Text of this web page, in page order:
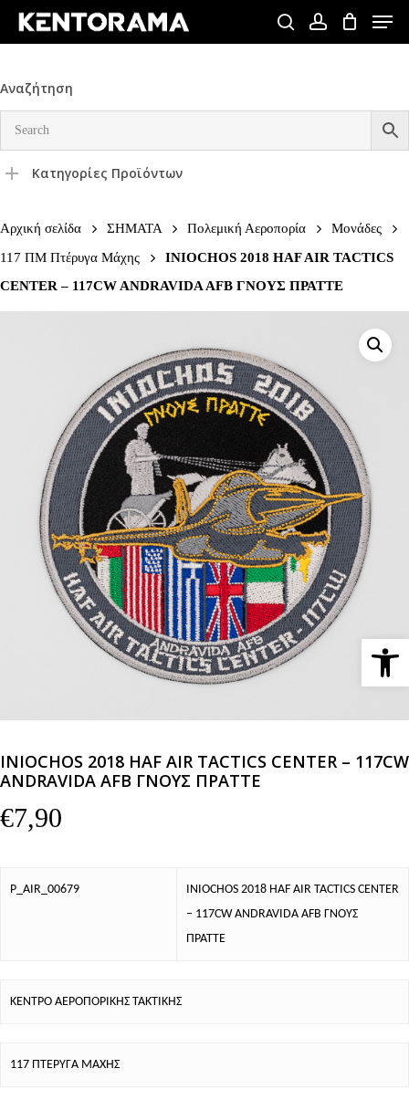
Skip
content
searchaccount
Menu
Αναζήτηση
Κατηγορίες Προϊόντων
Αρχική σελίδα ΣΗΜΑΤΑ Πολεμική Αεροπορία
Μονάδες
117 ΠΜ Πτέρυγα Μάχης
INIOCHOS 2018 HAF AIR TACTICS
CENTER – 117CW ANDRAVIDA AFB ΓΝΟΥΣ ΠΡΑΤΤΕ
INIOCHOS 2018 HAF AIR TACTICS CENTER – 117CW
ANDRAVIDA AFB ΓΝΟΥΣ ΠΡΑΤΤΕ
€7,90
P_AIR_00679
INIOCHOS 2018 HAF AIR TACTICS CENTER
– 117CW ANDRAVIDA AFB ΓΝΟΥΣ
ΠΡΑΤΤΕ
ΚΕΝΤΡΟ ΑΕΡΟΠΟΡΙΚΗΣ ΤΑΚΤΙΚΗΣ
117 ΠΤΕΡΥΓΑ ΜΑΧΗΣ